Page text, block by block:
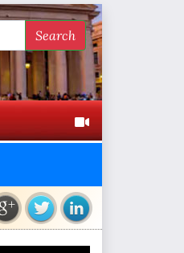
Search